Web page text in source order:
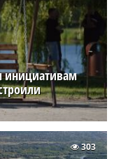
инициативам
303